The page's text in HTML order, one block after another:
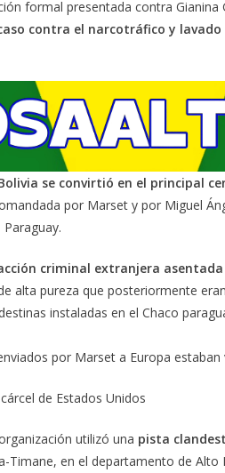
formal presentada contra
contra el narcotráfico y lavado
se convirtió en el principal
por Marset y por Miguel
criminal extranjera asentada
alta pureza que posteriormente
instaladas en el Chaco
de Estados Unidos
utilizó una pista
Timane, en el departamento de Alto